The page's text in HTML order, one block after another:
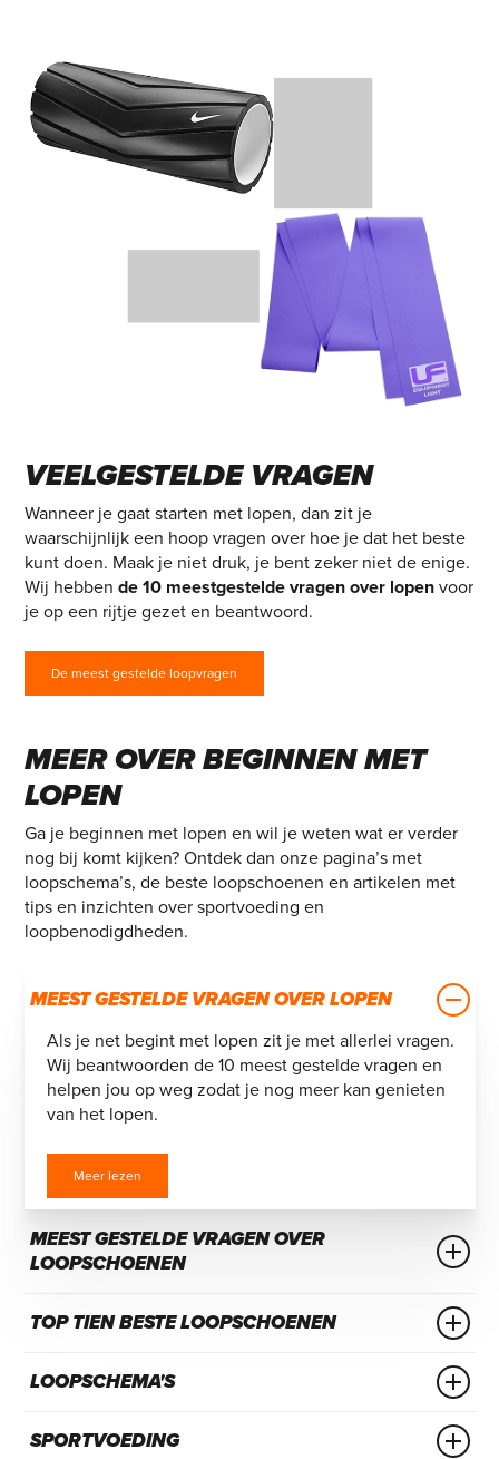
VEELGESTELDE VRAGEN
Wanneer je gaat starten met lopen, dan zit je
waarschijnlijk een hoop vragen over hoe je dat het beste
kunt doen. Maak je niet druk, je bent zeker niet de enige.
Wij hebben de 10 meestgestelde vragen over lopenvoor
je op een rijtje gezet en beantwoord.
De meest gestelde loopvragen
MEER OVER BEGINNEN MET
LOPEN
Ga je beginnen met lopen en wil je weten wat er verder
nog bij komt kijken? Ontdek dan onze pagina’s met
loopschema’s, de beste loopschoenen en artikelen met
tips en inzichten over sportvoeding en
loopbenodigdheden.
MEEST GESTELDE VRAGEN OVER LOPEN
Als je net begint met lopen zit je met allerlei vragen.
Wij beantwoorden de 10 meest gestelde vragen en
helpen jou op weg zodat je nog meer kan genieten
van het lopen.
Meer lezen
MEEST GESTELDE VRAGEN OVER
LOOPSCHOENEN
loper te zijn. Met dit blog duiken we dieper in de
TOP TIEN BESTE LOOPSCHOENEN
loopschoenen voor elke type loper, maar welke
beste loopschoenen voor jou op een rijtje.
LOOPSCHEMA'S
Wij vertellen jou alles over loopschema’s, waarom ze
nuttig zijn en hoe je er het beste mee kunt omgaan.
SPORTVOEDING